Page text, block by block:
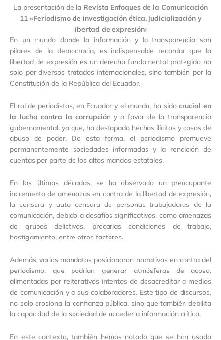
La presentación de la Revista Enfoques de la Comunicación
11 «Periodismo de investigación ética, judicialización y
libertad de expresión»
En un mundo donde la información y la transparencia son
pilares de la democracia, es indispensable recordar que la
libertad de expresión es un derecho fundamental protegido no
solo por diversos tratados internacionales, sino también por la
Constitución de la República del Ecuador.
El rol de periodistas, en Ecuador y el mundo, ha sidocrucial en
la lucha contra la corrupcióny a favor de la transparencia
gubernamental, ya que, ha destapado hechos ilícitos y casos de
abuso de poder. De esta forma, el periodismo promueve
permanentemente sociedades informadas y la rendición de
cuentas por parte de los altos mandos estatales.
En las últimas décadas, se ha observado un preocupante
incremento de amenazas en contra de la libertad de expresión,
la censura y auto censura de personas trabajadoras de la
comunicación, debido a desafíos significativos, como amenazas
de grupos delictivos, precarias condiciones de trabajo,
hostigamiento, entre otros factores.
Además, varios mandatos posicionaron narrativas en contra del
periodismo, que podrían generar atmósferas de acoso,
alimentadas por reiterativos intentos de desacreditar a medios
de comunicación y a sus colaboradores. Este tipo de discursos,
no solo erosiona la confianza pública, sino que también debilita
la capacidad de la sociedad de acceder a información crítica.
En este contexto, también hemos notado que se han usado